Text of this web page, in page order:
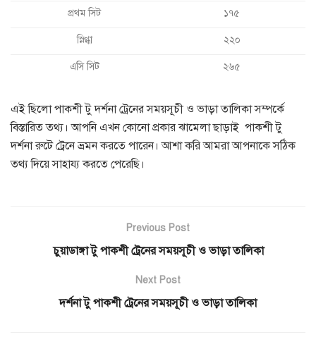
প্রথম সিট ১৭৫
স্নিগ্ধা ২২০
এসি সিট ২৬৫
এই ছিলো পাকশী টু দর্শনা ট্রেনের সময়সূচী ও ভাড়া তালিকা সম্পর্কে
বিস্তারিত তথ্য। আপনি এখন কোনো প্রকার ঝামেলা ছাড়াই পাকশী টু
দর্শনা রুটে ট্রেনে ভ্রমন করতে পারেন। আশা করি আমরা আপনাকে সঠিক
তথ্য দিয়ে সাহায্য করতে পেরেছি।
Previous Post
চুয়াডাঙ্গা টু পাকশী ট্রেনের সময়সূচী ও ভাড়া তালিকা
Next Post
দর্শনা টু পাকশী ট্রেনের সময়সূচী ও ভাড়া তালিকা